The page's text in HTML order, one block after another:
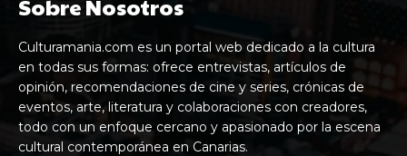
Culturamania.com es un portal web dedicado a la cultura
en todas sus formas: ofrece entrevistas, artículos de
opinión, recomendaciones de cine y series, crónicas de
eventos, arte, literatura y colaboraciones con creadores,
todo con un enfoque cercano y apasionado por la escena
cultural contemporánea en Canarias.